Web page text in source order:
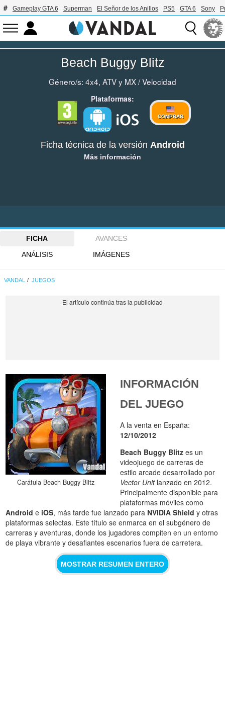
Gameplay GTA 6 Superman El Señor de los Anillos PS5 GTA 6 Sony
Beach Buggy Blitz
Género/s: 4x4, ATV y MX/Velocidad
Plataformas:
COMPRAR
Ficha técnica de la versión Android
Más información
FICHA
AVANCES
ANÁLISIS
IMÁGENES
VANDAL JUEGOS
Carátula Beach Buggy Blitz
INFORMACIÓN
DEL JUEGO
A la venta en España:
12/10/2012
Beach Buggy Blitz es un
videojuego de carreras de
estilo arcade desarrollado por
Vector Unitlanzado en 2012.
Principalmente disponible para
plataformas móviles como
Android e iOS, más tarde fue lanzado para NVIDIA Shield y otras
plataformas selectas. Este título se enmarca en el subgénero de
carreras y aventuras, donde los jugadores compiten en un entorno
de playa vibrante y desafiantes escenarios fuera de carretera.
MOSTRAR RESUMEN ENTERO